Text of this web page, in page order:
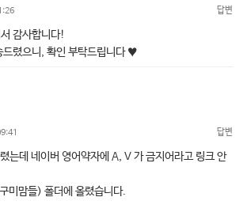
답변
감사합니다!
드렸으니, 확인 부탁드립니다 ♥
답변
는데 네이버 영어약자에 A, V 가 금지어라고 링크 안
미맘들) 폴더에 올렸습니다.